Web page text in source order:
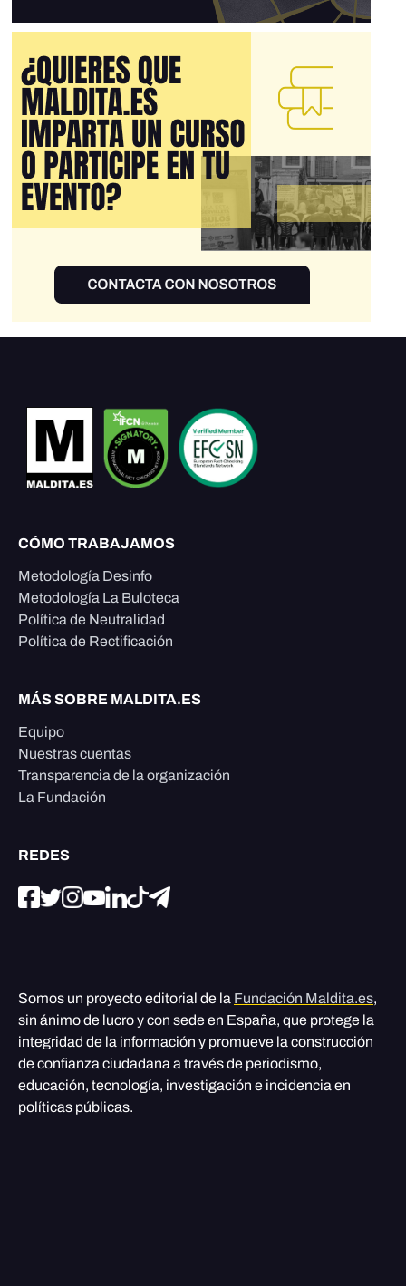
CÓMO TRABAJAMOS
Metodología Desinfo
Metodología La Buloteca
Política de Neutralidad
Política de Rectificación
MÁS SOBRE MALDITA.ES
Equipo
Nuestras cuentas
Transparencia de la organización
La Fundación
REDES
Somos un proyecto editorial de la Fundación Maldita.es,
sin ánimo de lucro y con sede en España, que protege la
integridad de la información y promueve la construcción
de confianza ciudadana a través de periodismo,
educación, tecnología, investigación e incidencia en
políticas públicas.